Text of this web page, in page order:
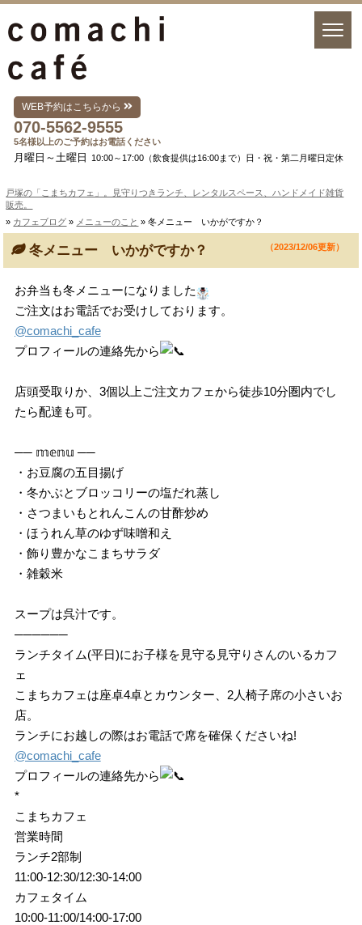
WEB予約はこちらから
070-5562-9555
5名様以上のご予約はお電話ください
月曜日～土曜日 10:00～17:00（飲食提供は16:00まで）日・祝・第二月曜日定休
戸塚の「こまちカフェ」。見守りつきランチ、レンタルスペース、ハンドメイド雑貨
販売。
» カフェブログ » メニューのこと » 冬メニュー いかがですか？
冬メニュー いかがですか？ （2023/12/06更新）
お弁当も冬メニューになりました
⁡⁡ご注文はお電話でお受けしております。⁡⁡
@comachi_cafe
プロフィールの連絡先から
⁡店頭受取りか、3個以上ご注文カフェから徒歩10分圏内でし
たら配達も可。⁡
── 𝕞𝕖𝕟𝕦 ──
・お豆腐の五目揚げ
・冬かぶとブロッコリーの塩だれ蒸し
・さつまいもとれんこんの甘酢炒め
・ほうれん草のゆず味噌和え
・飾り豊かなこまちサラダ
・雑穀米⁡
⁡スープは呉汁です。
──────
ランチタイム(平日)にお子様を見守る見守りさんのいるカフ
ェ
こまちカフェは座卓4卓とカウンター、2人椅子席の小さいお
店。
ランチにお越しの際はお電話で席を確保くださいね!
@comachi_cafe
プロフィールの連絡先から
*
こまちカフェ
営業時間
ランチ2部制
11:00-12:30/12:30-14:00
カフェタイム
10:00-11:00/14:00-17:00